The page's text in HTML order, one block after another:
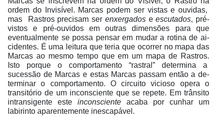
ordem do Invisível. Marcas podem ser vistas e ouvidas,
mas
Rastros precisam ser enxergadoseescutados, pré-
vistos e pré-ouvidos em outras dimensões para que
eventualmente se possa pensar em mudar a rotina de ai-
cidentes. É uma leitura que teria que ocorrer no mapa das
Marcas ao mesmo tempo que em um mapa de Rastros.
Isto porque o comportamento “rastral” determina a
sucessão de Marcas e estas Marcas passam então a de-
terminar o comportamento. O circuito vicioso opera o
transitório de um inconsciente que se repete. Em trânsito
intransigente este inconsciente acaba por cunhar um
labirinto aparentemente inescapável.